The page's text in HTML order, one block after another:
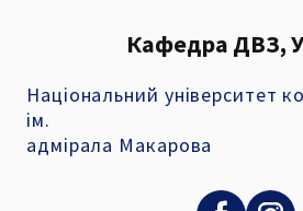
Кафедра ДВЗ,
Національний університет
ім.
адмірала Макарова